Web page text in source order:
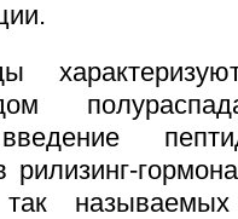
рилизинг-
называемых